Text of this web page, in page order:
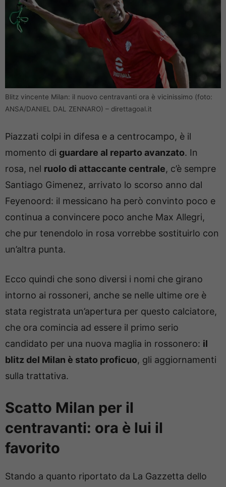
Blitz vincente Milan: il nuovo centravanti ora è vicinissimo (foto:
ANSA/DANIEL DAL ZENNARO) – direttagoal.it
Piazzati colpi in difesa e a centrocampo, è il
momento di guardare al reparto avanzato. In
rosa, nel ruolo di attaccante centrale, c’è sempre
Santiago Gimenez, arrivato lo scorso anno dal
Feyenoord: il messicano ha però convinto poco e
continua a convincere poco anche Max Allegri,
che pur tenendolo in rosa vorrebbe sostituirlo con
un’altra punta.
Ecco quindi che sono diversi i nomi che girano
intorno ai rossoneri, anche se nelle ultime ore è
stata registrata un’apertura per questo calciatore,
che ora comincia ad essere il primo serio
candidato per una nuova maglia in rossonero: il
blitz del Milan è stato proficuo, gli aggiornamenti
sulla trattativa.
Scatto Milan per il
centravanti: ora è lui il
favorito
Stando a quanto riportato da La Gazzetta dello